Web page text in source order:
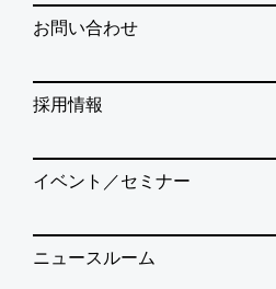
お問い合わせ
採用情報
イベント／セミナー
ニュースルーム